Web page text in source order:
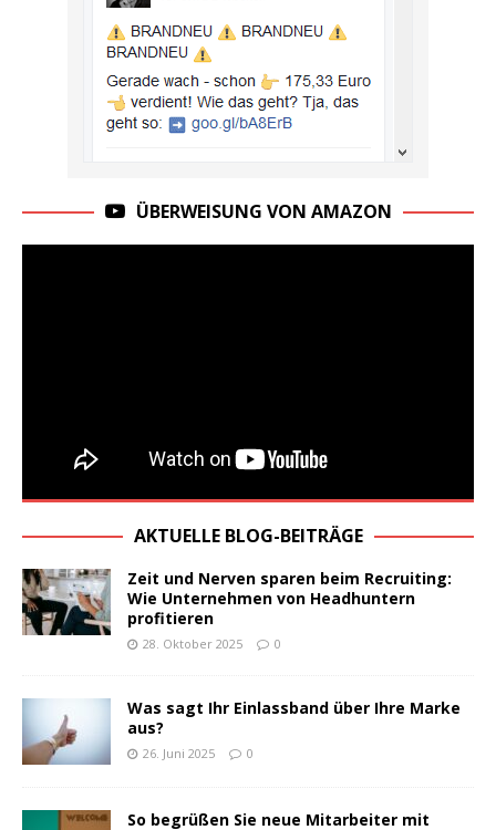
ÜBERWEISUNG VON AMAZON
AKTUELLE BLOG-BEITRÄGE
Zeit und Nerven sparen beim Recruiting:
Wie Unternehmen von Headhuntern
profitieren
28. Oktober 2025 0
Was sagt Ihr Einlassband über Ihre Marke
aus?
26. Juni 2025 0
So begrüßen Sie neue Mitarbeiter mit